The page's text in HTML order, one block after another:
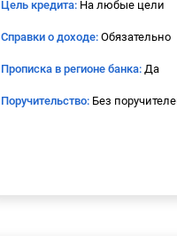
Цель кредита: На любые цели
Справки о доходе: Обязательно
Прописка в регионе банка: Да
Поручительство: Без